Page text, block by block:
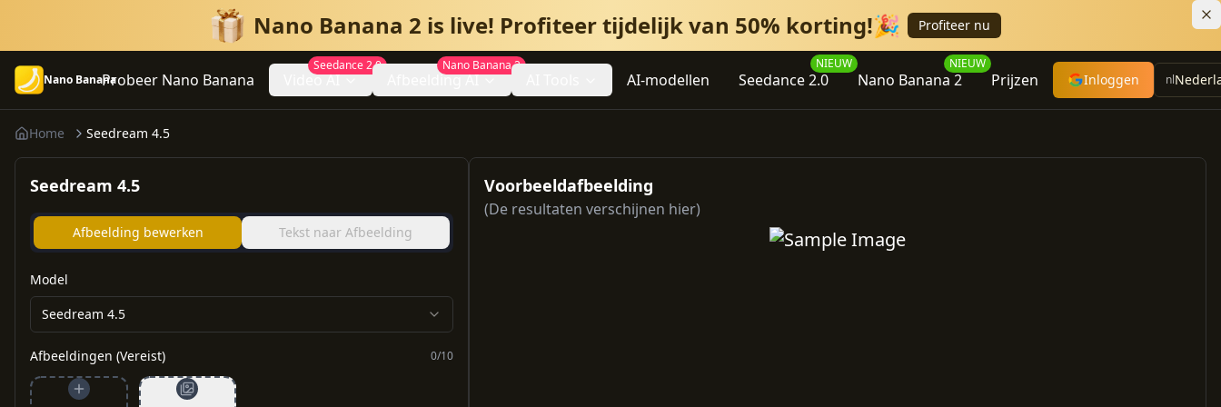
Nano Banana 2 is live! Profiteer tijdelijk van 50% korting!🎉 Profiteer nu
Nano BananaProbeer Nano Banana Video AI
Seedance 2.0
Afbeelding AI
Nano Banana 2
AI-modellen Seedance 2.0
NIEUW
Nano Banana 2
NIEUW
Prijzen Inloggen nl
Home Seedream 4.5
Seedream 4.5
Afbeelding bewerken Tekst naar Afbeelding
Model
Seedream 4.5
Afbeeldingen (Vereist) 0/10
Voorbeeldafbeelding
(De resultaten verschijnen hier)